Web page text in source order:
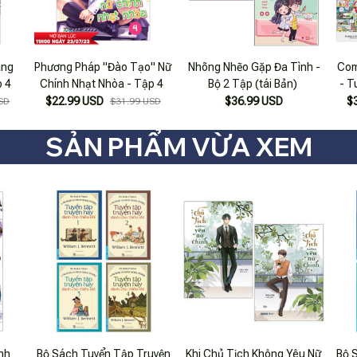
4
Phương Pháp "Đào Tạo" Nữ
Chính Nhạt Nhòa - Tập 4
$22.99 USD $31.99 USD
Nhõng Nhẽo Gặp Đa Tình -
Bộ 2 Tập (tái Bản)
$36.99 USD
-
SẢN PHẨM VỪA XEM
Bộ Sách Tuyển Tập Truyện
Khi Chủ Tịch Không Yêu Nữ
Bộ